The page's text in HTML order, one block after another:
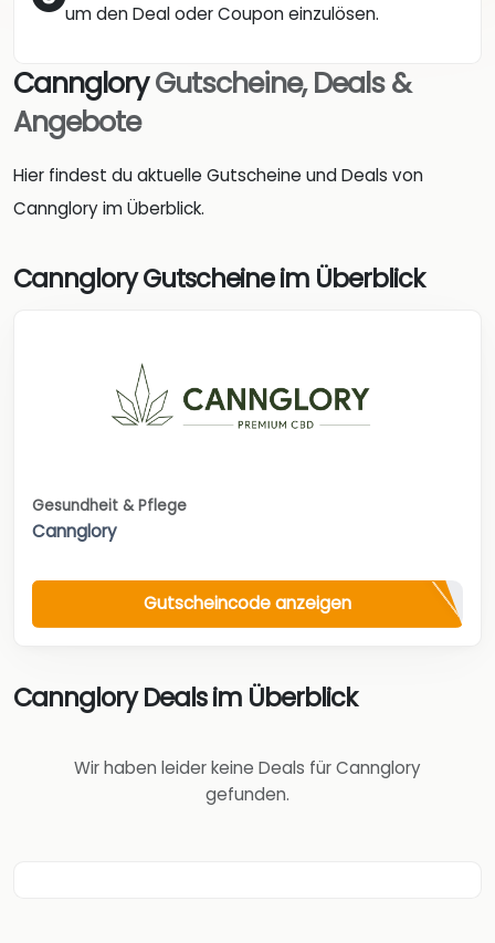
um den Deal oder Coupon einzulösen.
CanngloryGutscheine, Deals &
Angebote
Hier findest du aktuelle Gutscheine und Deals von
Cannglory im Überblick.
Cannglory Gutscheine im Überblick
Gesundheit & Pflege
Cannglory
Gutscheincode anzeigen
Cannglory Deals im Überblick
Wir haben leider keine Deals für Cannglory
gefunden.